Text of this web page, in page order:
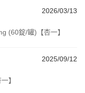
2026/03/13
(60錠/罐)【杏一】
2025/09/12
】